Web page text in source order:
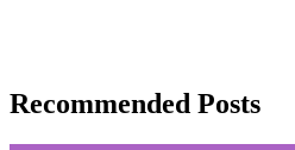
Recommended Posts